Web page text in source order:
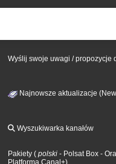
Wyślij swoje uwagi / propozycje
Najnowsze aktualizacje
Wyszukiwarka kanałów
Pakiety ( polski - Polsat Box -
Platforma Canal+)